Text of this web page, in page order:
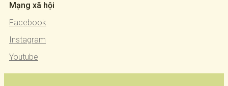
Mạng xã hội
Facebook
Instagram
Youtube